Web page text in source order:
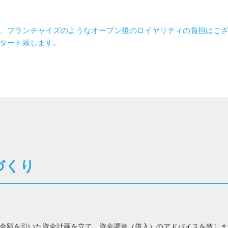
ランチャイズのようなオープン後のロイヤリティの負担はござ
ート致します。
り